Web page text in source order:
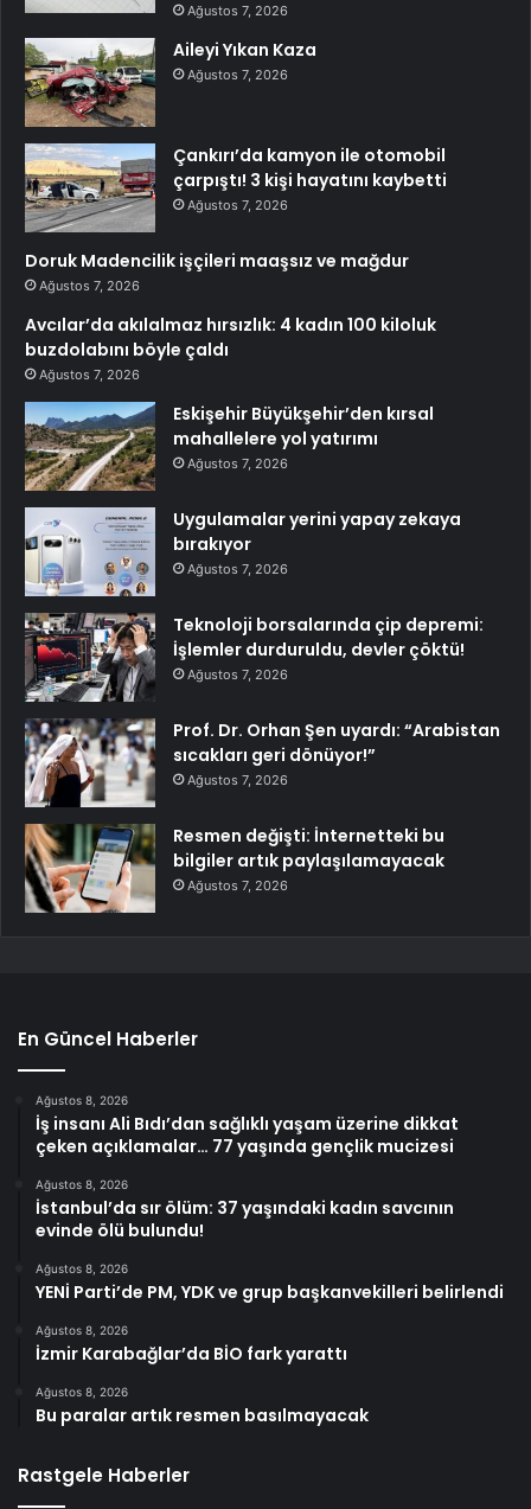
Ağustos 7, 2026
Aileyi Yıkan Kaza
Ağustos 7, 2026
Çankırı’da kamyon ile otomobil
çarpıştı! 3 kişi hayatını kaybetti
Ağustos 7, 2026
Doruk Madencilik işçileri maaşsız ve mağdur
Ağustos 7, 2026
Avcılar’da akılalmaz hırsızlık: 4 kadın 100 kiloluk
buzdolabını böyle çaldı
Ağustos 7, 2026
Eskişehir Büyükşehir’den kırsal
mahallelere yol yatırımı
Ağustos 7, 2026
Uygulamalar yerini yapay zekaya
bırakıyor
Ağustos 7, 2026
Teknoloji borsalarında çip depremi:
İşlemler durduruldu, devler çöktü!
Ağustos 7, 2026
Prof. Dr. Orhan Şen uyardı: “Arabistan
sıcakları geri dönüyor!”
Ağustos 7, 2026
Resmen değişti: İnternetteki bu
bilgiler artık paylaşılamayacak
Ağustos 7, 2026
En Güncel Haberler
Ağustos 8, 2026
İş insanı Ali Bıdı’dan sağlıklı yaşam üzerine dikkat
çeken açıklamalar… 77 yaşında gençlik mucizesi
Ağustos 8, 2026
İstanbul’da sır ölüm: 37 yaşındaki kadın savcının
evinde ölü bulundu!
Ağustos 8, 2026
YENİ Parti’de PM, YDK ve grup başkanvekilleri belirlendi
Ağustos 8, 2026
İzmir Karabağlar’da BİO fark yarattı
Ağustos 8, 2026
Bu paralar artık resmen basılmayacak
Rastgele Haberler